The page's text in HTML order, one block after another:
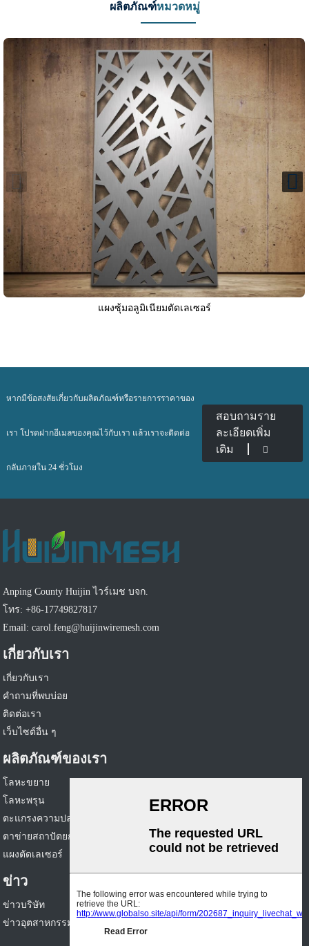
ผลิตภัณฑ์หมวดหมู่
แผงซุ้มอลูมิเนียมตัดเลเซอร์
หากมีข้อสงสัยเกี่ยวกับผลิตภัณฑ์หรือรายการราคาของ
เรา โปรดฝากอีเมลของคุณไว้กับเรา แล้วเราจะติดต่อ
กลับภายใน 24 ชั่วโมง
สอบถามราย
ละเอียดเพิ่ม
เติม
Anping County Huijin ไวร์เมช บจก.
โทร: +86-17749827817
Email: carol.feng@huijinwiremesh.com
เกี่ยวกับเรา
เกี่ยวกับเรา
คำถามที่พบบ่อย
ติดต่อเรา
เว็บไซต์อื่น ๆ
ผลิตภัณฑ์ของเรา
โลหะขยาย
โลหะพรุน
ตะแกรงความปลอดภัย
ตาข่ายสถาปัตยกรรม
แผงตัดเลเซอร์
ข่าว
ข่าวบริษัท
ข่าวอุตสาหกรรม